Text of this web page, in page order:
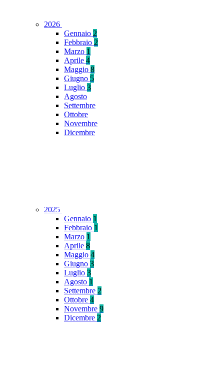
2026
Gennaio 2
Febbraio 2
Marzo 1
Aprile 4
Maggio 8
Giugno 5
Luglio 3
Agosto
Settembre
Ottobre
Novembre
Dicembre
2025
Gennaio 1
Febbraio 1
Marzo 1
Aprile 8
Maggio 4
Giugno 3
Luglio 3
Agosto 1
Settembre 2
Ottobre 4
Novembre 9
Dicembre 2